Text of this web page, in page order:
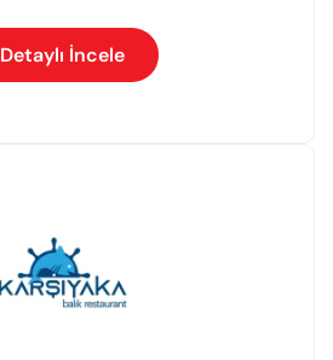
Detaylı İncele